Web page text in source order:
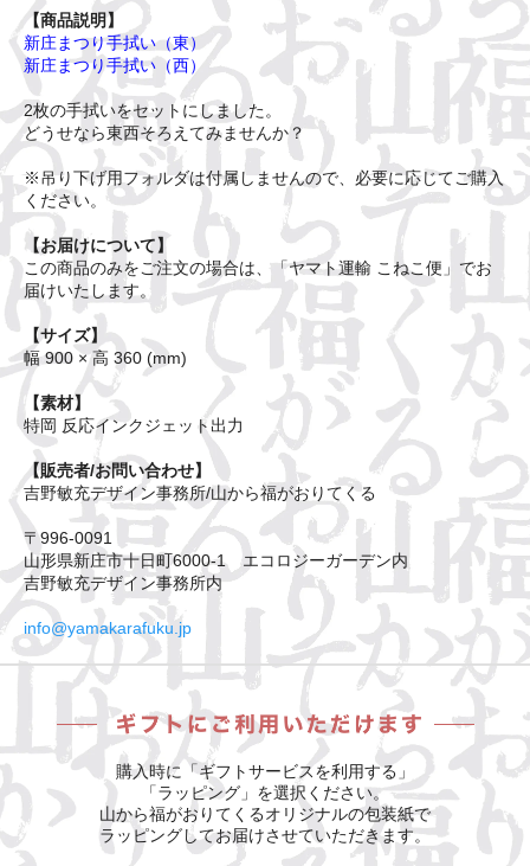
【商品説明】
新庄まつり手拭い（東）
新庄まつり手拭い（西）
2枚の手拭いをセットにしました。
どうせなら東西そろえてみませんか？
※吊り下げ用フォルダは付属しませんので、必要に応じてご購入
ください。
【お届けについて】
この商品のみをご注文の場合は、「ヤマト運輸 こねこ便」でお
届けいたします。
【サイズ】
幅 900 × 高 360 (mm)
【素材】
特岡 反応インクジェット出力
【販売者/お問い合わせ】
吉野敏充デザイン事務所/山から福がおりてくる
〒996-0091
山形県新庄市十日町6000-1 エコロジーガーデン内
吉野敏充デザイン事務所内
info@yamakarafuku.jp
購入時に「ギフトサービスを利用する」
「ラッピング」を選択ください。
山から福がおりてくるオリジナルの包装紙で
ラッピングしてお届けさせていただきます。